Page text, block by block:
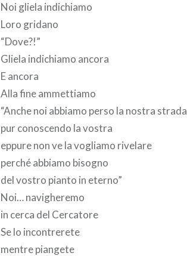
Noi gliela indichiamo
Loro gridano
“Dove?!”
Gliela indichiamo ancora
E ancora
Alla fine ammettiamo
“Anche noi abbiamo perso la nostra strada
pur conoscendo la vostra
eppure non ve la vogliamo rivelare
perché abbiamo bisogno
del vostro pianto in eterno”
Noi… navigheremo
in cerca del Cercatore
Se lo incontrerete
mentre piangete